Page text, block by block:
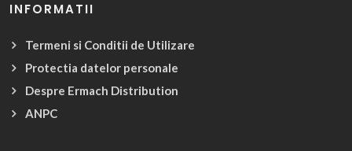
INFORMATII
Termeni si Conditii de Utilizare
Protectia datelor personale
Despre Ermach Distribution
ANPC